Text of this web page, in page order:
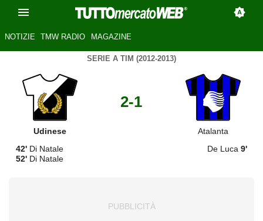
NOTIZIE TMW RADIO MAGAZINE
SERIE A TIM (2012-2013)
Udinese
2-1
Atalanta
42' Di Natale
52' Di Natale
De Luca 9'